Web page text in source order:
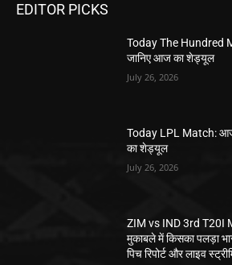
EDITOR PICKS
Today The Hundred
जानिए आज का शेड्यूल
July 26, 2026
Today LPL Match:
का शेड्यूल
July 26, 2026
ZIM vs IND 3rd T20I
मुकाबले में किसका पलड़ा
पिच रिपोर्ट और लाइव